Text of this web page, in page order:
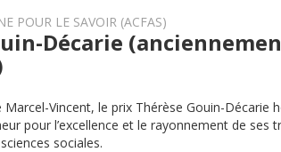
POUR LE SAVOIR (ACFAS)
Décarie
Vincent, le prix Thérèse Gouin-Décarie
pour l’excellence et le rayonnement de ses
sociales.